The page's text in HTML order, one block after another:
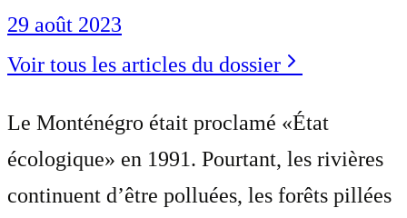
29 août 2023
Voir tous les articles du dossier
Le Monténégro était proclamé «État
écologique» en 1991. Pourtant, les rivières
continuent d’être polluées, les forêts pillées